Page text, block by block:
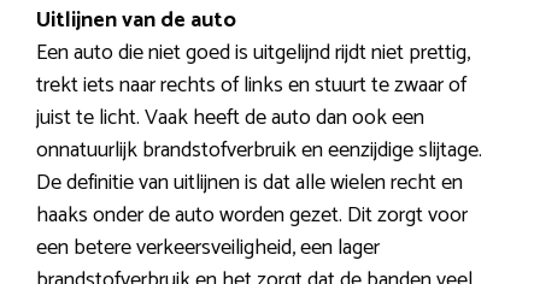
Uitlijnen van de auto
Een auto die niet goed is uitgelijnd rijdt niet prettig,
trekt iets naar rechts of links en stuurt te zwaar of
juist te licht. Vaak heeft de auto dan ook een
onnatuurlijk brandstofverbruik en eenzijdige slijtage.
De definitie van uitlijnen is dat alle wielen recht en
haaks onder de auto worden gezet. Dit zorgt voor
een betere verkeersveiligheid, een lager